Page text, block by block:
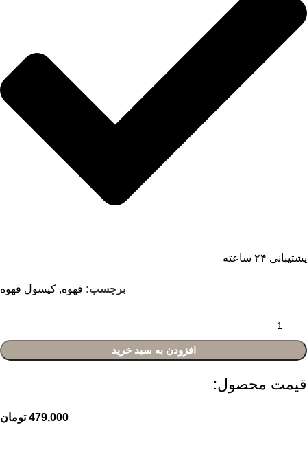
پشتیبانی ۲۴ ساعته
برچسب: قهوه, کپسول قهوه
افزودن به سبد خرید
قیمت محصول:​
479,000 تومان